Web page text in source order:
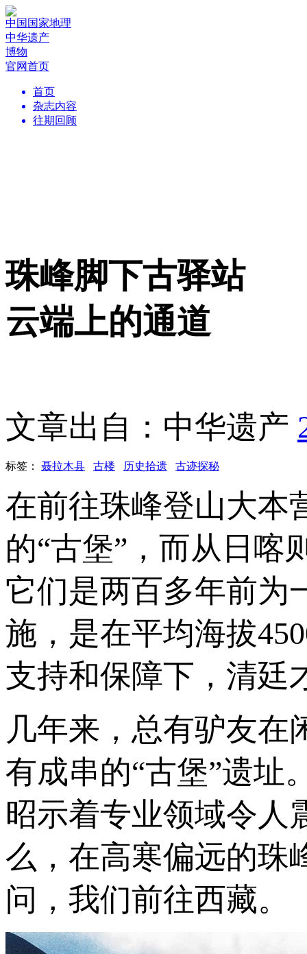
中国国家地理
中华遗产
博物
官网首页
首页
杂志内容
往期回顾
珠峰脚下古驿站
云端上的通道
文章出自：中华遗产
标签： 聂拉木县 古楼 历史拾遗 古迹探秘
在前往珠峰登山大本
的“古堡”，而从日喀
它们是两百多年前为
施，是在平均海拔
支持和保障下，清廷
几年来，总有驴友在
有成串的“古堡”遗址
昭示着专业领域令
么，在高寒偏远的珠
问，我们前往西藏。